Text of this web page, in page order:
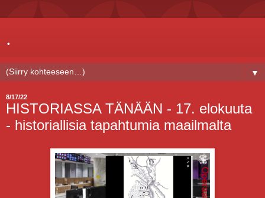
.
▼
8/17/22
HISTORIASSA TÄNÄÄN - 17. elokuuta
- historiallisia tapahtumia maailmalta